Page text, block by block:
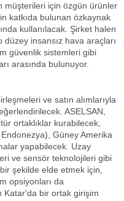
müşterileri için özgün ürünler
katkıda bulunan özkaynak
kullanılacak. Şirket halen
insansız hava araçları
güvenlik sistemleri gibi
arasında bulunuyor.
ve satın alımlarıyla
ASELSAN,
ortaklıklar kurabilecek,
Güney Amerika
yapabilecek. Uzay
ve sensör teknolojileri gibi
şekilde elde etmek için,
opsiyonları da
Katar'da bir ortak girişim